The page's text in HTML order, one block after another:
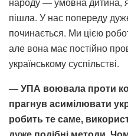
пішла. У нас попереду
починається. Ми цією
але вона має постійно
українському суспільстві.
— УПА воювала проти
прагнув асимілювати
робить те саме,